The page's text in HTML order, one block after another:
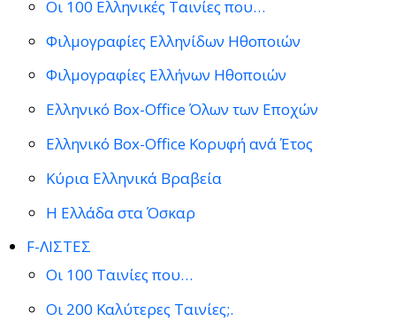
Οι 100 Ελληνικές Ταινίες που…
Φιλμογραφίες Ελληνίδων Ηθοποιών
Φιλμογραφίες Ελλήνων Ηθοποιών
Ελληνικό Box-Office Όλων των Εποχών
Ελληνικό Box-Office Κορυφή ανά Έτος
Κύρια Ελληνικά Βραβεία
Η Ελλάδα στα Όσκαρ
F-ΛΙΣΤΕΣ
Οι 100 Ταινίες που…
Οι 200 Καλύτερες Ταινίες;.